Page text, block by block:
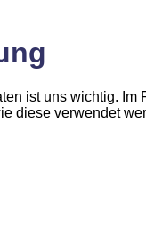
ist uns wichtig.
diese verwendet